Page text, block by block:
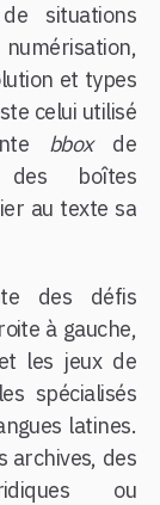
situations
et types
celui utilisé
bboxde
des boîtes
au texte sa
des défis
à gauche,
les jeux de
spécialisés
latines.
archives, des
ou